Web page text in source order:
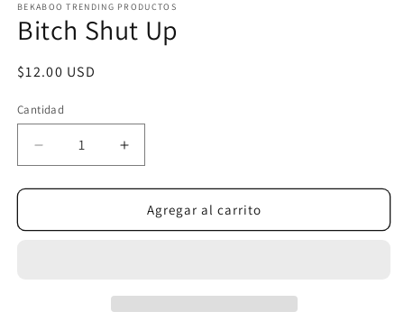
multimedia
1
en
modal
BEKABOO TRENDING PRODUCTOS
Bitch Shut Up
Precio
$12.00 USD
Cantidad
Reducir
cantidad
para
Shut
Aumentar
cantidad
para
Bitch
Shut
Agregar al carrito